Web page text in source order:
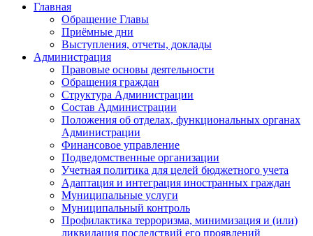
Главная
Обращение Главы
Приёмные дни
Выступления, отчеты, доклады
Администрация
Правовые основы деятельности
Обращения граждан
Структура Администрации
Состав Администрации
Положения об отделах, функциональных органах
Администрации
Финансовое управление
Подведомственные организации
Учетная политика для целей бюджетного учета
Адаптация и интеграция иностранных граждан
Муниципальные услуги
Муниципальный контроль
Профилактика терроризма, минимизация и (или)
ликвидация последствий его проявлений